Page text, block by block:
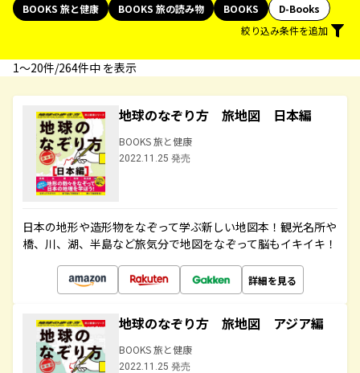
BOOKS 旅と健康
BOOKS 旅の読み物 BOOKS
D-Books
絞り込み条件を追加
1〜20件/264件中 を表示
地球のなぞり方 旅地図 日本編
BOOKS 旅と健康
2022.11.25 発売
日本の地形や造形物をなぞって学ぶ新しい地図本！観光名所や
橋、川、湖、半島など旅気分で地図をなぞって脳もイキイキ！
詳細を見る
地球のなぞり方 旅地図 アジア編
BOOKS 旅と健康
2022.11.25 発売